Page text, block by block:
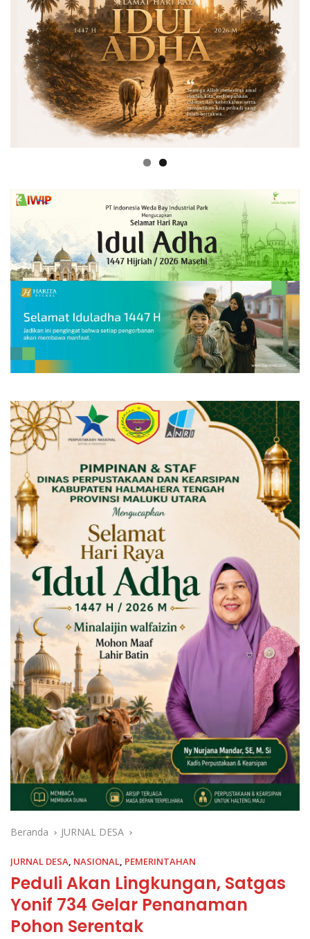
Beranda JURNAL DESA
JURNAL DESA, NASIONAL, PEMERINTAHAN
Peduli Akan Lingkungan, Satgas
Yonif 734 Gelar Penanaman
Pohon Serentak